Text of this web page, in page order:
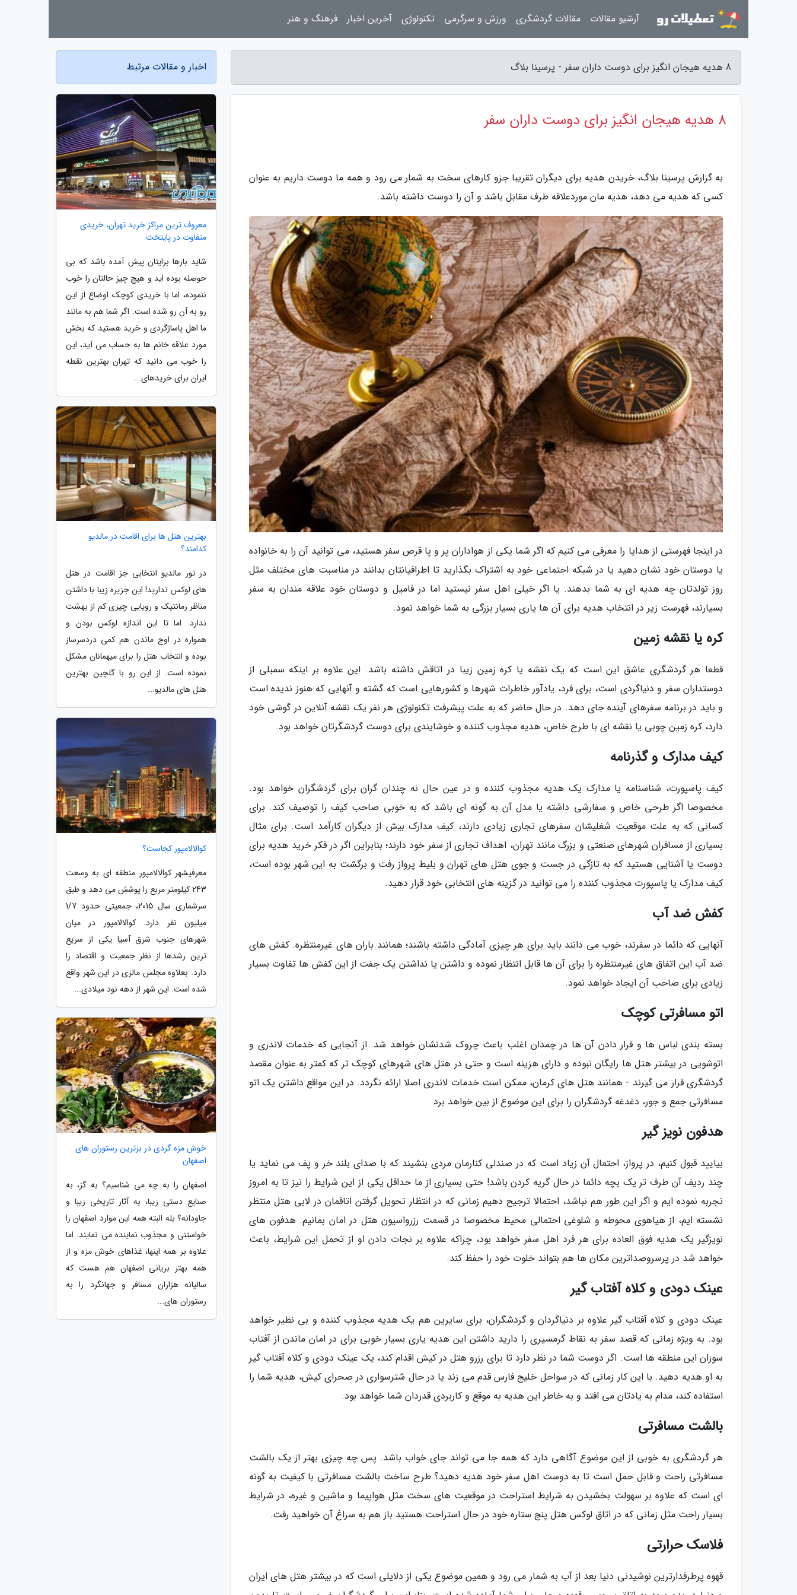
8 هدیه هیجان انگیز برای دوست داران سفر - پرسینا بلاگ
8 هدیه هیجان انگیز برای دوست داران سفر
به گزارش پرسینا بلاگ، خریدن هدیه برای دیگران تقریبا جزو کارهای سخت به شمار می رود و همه ما دوست داریم به عنوان
کسی که هدیه می دهد، هدیه مان موردعلاقه طرف مقابل باشد و آن را دوست داشته باشد.
در اینجا فهرستی از هدایا را معرفی می کنیم که اگر شما یکی از هواداران پر و پا قرص سفر هستید، می توانید آن را به خانواده
یا دوستان خود نشان دهید یا در شبکه اجتماعی خود به اشتراک بگذارید تا اطرافیانتان بدانند در مناسبت های مختلف مثل
روز تولدتان چه هدیه ای به شما بدهند. یا اگر خیلی اهل سفر نیستید اما در فامیل و دوستان خود علاقه مندان به سفر
بسیارند، فهرست زیر در انتخاب هدیه برای آن ها یاری بسیار بزرگی به شما خواهد نمود.
کره یا نقشه زمین
قطعا هر گردشگری عاشق این است که یک نقشه یا کره زمین زیبا در اتاقش داشته باشد. این علاوه بر اینکه سمبلی از
دوستداران سفر و دنیاگردی است، برای فرد، یادآور خاطرات شهرها و کشورهایی است که گشته و آنهایی که هنوز ندیده است
و باید در برنامه سفرهای آینده جای دهد. در حال حاضر که به علت پیشرفت تکنولوژی هر نفر یک نقشه آنلاین در گوشی خود
دارد، کره زمین چوبی یا نقشه ای با طرح خاص، هدیه مجذوب کننده و خوشایندی برای دوست گردشگرتان خواهد بود.
کیف مدارک و گذرنامه
کیف پاسپورت، شناسنامه یا مدارک یک هدیه مجذوب کننده و در عین حال نه چندان گران برای گردشگران خواهد بود.
مخصوصا اگر طرحی خاص و سفارشی داشته یا مدل آن به گونه ای باشد که به خوبی صاحب کیف را توصیف کند. برای
کسانی که به علت موقعیت شغلیشان سفرهای تجاری زیادی دارند، کیف مدارک بیش از دیگران کارآمد است. برای مثال
بسیاری از مسافران شهرهای صنعتی و بزرگ مانند تهران، اهداف تجاری از سفر خود دارند؛ بنابراین اگر در فکر خرید هدیه برای
دوست یا آشنایی هستید که به تازگی در جست و جوی هتل های تهران و بلیط پرواز رفت و برگشت به این شهر بوده است،
کیف مدارک یا پاسپورت مجذوب کننده را می توانید در گزینه های انتخابی خود قرار دهید.
کفش ضد آب
آنهایی که دائما در سفرند، خوب می دانند باید برای هر چیزی آمادگی داشته باشند؛ همانند باران های غیرمنتظره. کفش های
ضد آب این اتفاق های غیرمنتظره را برای آن ها قابل انتظار نموده و داشتن یا نداشتن یک جفت از این کفش ها تفاوت بسیار
زیادی برای صاحب آن ایجاد خواهد نمود.
اتو مسافرتی کوچک
بسته بندی لباس ها و قرار دادن آن ها در چمدان اغلب باعث چروک شدنشان خواهد شد. از آنجایی که خدمات لاندری و
اتوشویی در بیشتر هتل ها رایگان نبوده و دارای هزینه است و حتی در هتل های شهرهای کوچک تر که کمتر به عنوان مقصد
گردشگری قرار می گیرند - همانند هتل های کرمان، ممکن است خدمات لاندری اصلا ارائه نگردد. در این مواقع داشتن یک اتو
مسافرتی جمع و جور، دغدغه گردشگران را برای این موضوع از بین خواهد برد.
هدفون نویز گیر
بیایید قبول کنیم، در پرواز، احتمال آن زیاد است که در صندلی کنارمان مردی بنشیند که با صدای بلند خر و پف می نماید یا
چند ردیف آن طرف تر یک بچه دائما در حال گریه کردن باشد! حتی بسیاری از ما حداقل یکی از این شرایط را نیز تا به امروز
تجربه نموده ایم و اگر این طور هم نباشد، احتمالا ترجیح دهیم زمانی که در انتظار تحویل گرفتن اتاقمان در لابی هتل منتظر
نشسته ایم، از هیاهوی محوطه و شلوغی احتمالی محیط مخصوصا در قسمت رزرواسیون هتل در امان بمانیم. هدفون های
نویزگیر یک هدیه فوق العاده برای هر فرد اهل سفر خواهد بود، چراکه علاوه بر نجات دادن او از تحمل این شرایط، باعث
خواهد شد در پرسروصداترین مکان ها هم بتواند خلوت خود را حفظ کند.
عینک دودی و کلاه آفتاب گیر
عینک دودی و کلاه آفتاب گیر علاوه بر دنیاگردان و گردشگران، برای سایرین هم یک هدیه مجذوب کننده و بی نظیر خواهد
بود. به ویژه زمانی که قصد سفر به نقاط گرمسیری را دارید داشتن این هدیه یاری بسیار خوبی برای در امان ماندن از آفتاب
سوزان این منطقه ها است. اگر دوست شما در نظر دارد تا برای رزرو هتل در کیش اقدام کند، یک عینک دودی و کلاه آفتاب گیر
به او هدیه دهید. با این کار زمانی که در سواحل خلیج فارس قدم می زند یا در حال شترسواری در صحرای کیش، هدیه شما را
استفاده کند، مدام به یادتان می افتد و به خاطر این هدیه به موقع و کاربردی قدردان شما خواهد بود.
بالشت مسافرتی
هر گردشگری به خوبی از این موضوع آگاهی دارد که همه جا می تواند جای خواب باشد. پس چه چیزی بهتر از یک بالشت
مسافرتی راحت و قابل حمل است تا به دوست اهل سفر خود هدیه دهید؟ طرح ساخت بالشت مسافرتی با کیفیت به گونه
ای است که علاوه بر سهولت بخشیدن به شرایط استراحت در موقعیت های سخت مثل هواپیما و ماشین و غیره، در شرایط
بسیار راحت مثل زمانی که در اتاق لوکس هتل پنج ستاره خود در حال استراحت هستید باز هم به سراغ آن خواهید رفت.
فلاسک حرارتی
قهوه پرطرفدارترین نوشیدنی دنیا بعد از آب به شمار می رود و همین موضوع یکی از دلایلی است که در بیشتر هتل های ایران
اخبار و مقالات مرتبط
معروف ترین مراکز خرید تهران، خریدی
متفاوت در پایتخت
شاید بارها برایتان پیش آمده باشد که بی
حوصله بوده اید و هیچ چیز حالتان را خوب
ننموده، اما با خریدی کوچک اوضاع از این
رو به آن رو شده است. اگر شما هم به مانند
ما اهل پاساژگردی و خرید هستید که بخش
مورد علاقه خانم ها به حساب می آید، این
را خوب می دانید که تهران بهترین نقطه
ایران برای خریدهای...
بهترین هتل ها برای اقامت در مالدیو
کدامند؟
در تور مالدیو انتخابی جز اقامت در هتل
های لوکس ندارید! این جزیره زیبا با داشتن
مناظر رمانتیک و رویایی چیزی کم از بهشت
ندارد. اما تا این اندازه لوکس بودن و
همواره در اوج ماندن هم کمی دردسرساز
بوده و انتخاب هتل را برای میهمانان مشکل
نموده است. از این رو با گلچین بهترین
هتل های مالدیو...
کوالالامپور کجاست؟
معرفیشهر کوالالامپور منطقه ای به وسعت
243 کیلومتر مربع را پوشش می دهد و طبق
سرشماری سال 2015، جمعیتی حدود 1/7
میلیون نفر دارد. کوالالامپور در میان
شهرهای جنوب شرق آسیا یکی از سریع
ترین رشدها از نظر جمعیت و اقتصاد را
دارد. بعلاوه مجلس مالزی در این شهر واقع
شده است. این شهر از دهه نود میلادی...
خوش مزه گردی در برترین رستوران های
اصفهان
اصفهان را به چه می شناسیم؟ به گز، به
صنایع دستی زیبا، به آثار تاریخی زیبا و
جاودانه؟ بله البته همه این موارد اصفهان را
خواستنی و مجذوب نماینده می نمایند. اما
علاوه بر همه اینها، غذاهای خوش مزه و از
همه بهتر بریانی اصفهان هم هست که
سالیانه هزاران مسافر و جهانگرد را به
رستوران های...
آرشیو مقالات مقالات گردشگری ورزش و سرگرمی تکنولوژی آخرین اخبار فرهنگ و هنر